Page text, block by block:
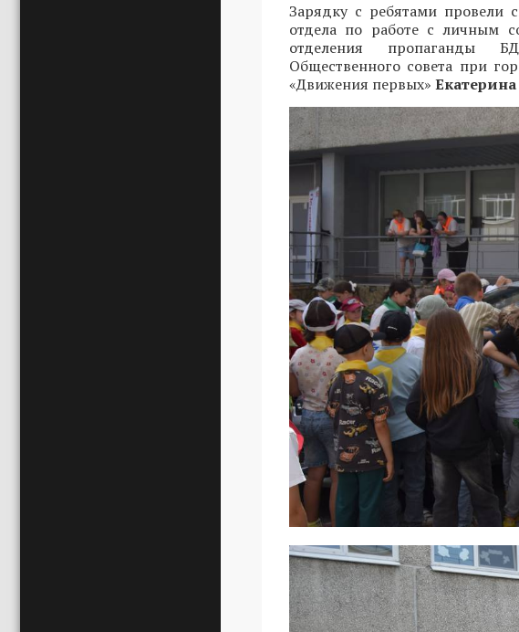
Зарядку с ребятами провели
отдела по работе с личным
отделения пропаганды
Общественного совета при
«Движения первых»